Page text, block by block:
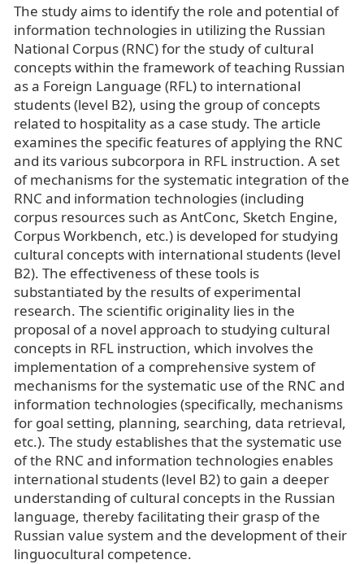
The study aims to identify the role and potential of
information technologies in utilizing the Russian
National Corpus (RNC) for the study of cultural
concepts within the framework of teaching Russian
as a Foreign Language (RFL) to international
students (level B2), using the group of concepts
related to hospitality as a case study. The article
examines the specific features of applying the RNC
and its various subcorpora in RFL instruction. A set
of mechanisms for the systematic integration of the
RNC and information technologies (including
corpus resources such as AntConc, Sketch Engine,
Corpus Workbench, etc.) is developed for studying
cultural concepts with international students (level
B2). The effectiveness of these tools is
substantiated by the results of experimental
research. The scientific originality lies in the
proposal of a novel approach to studying cultural
concepts in RFL instruction, which involves the
implementation of a comprehensive system of
mechanisms for the systematic use of the RNC and
information technologies (specifically, mechanisms
for goal setting, planning, searching, data retrieval,
etc.). The study establishes that the systematic use
of the RNC and information technologies enables
international students (level B2) to gain a deeper
understanding of cultural concepts in the Russian
language, thereby facilitating their grasp of the
Russian value system and the development of their
linguocultural competence.